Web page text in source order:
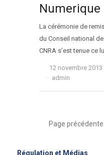
Numerique
La cérémonie de
du Conseil national
CNRA s’est tenue ce
12 novembre 2013
Auteur
admin
NavigationPage précédente
Régulation et Médias